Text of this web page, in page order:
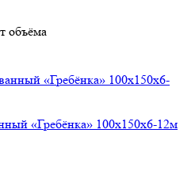
объёма
«Гребёнка» 100х150х6-12м